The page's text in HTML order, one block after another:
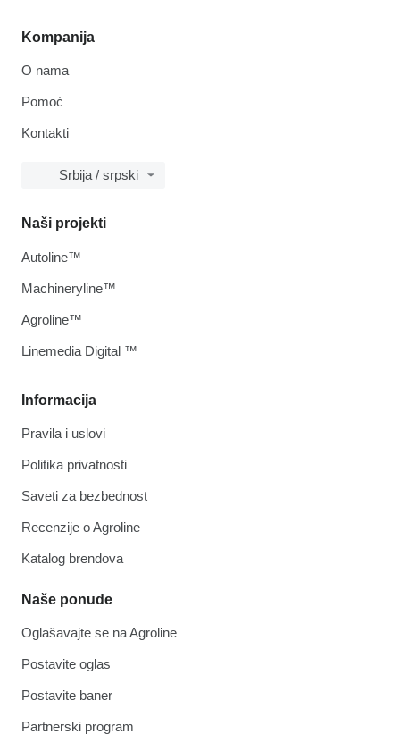
Kompanija
O nama
Pomoć
Kontakti
Srbija / srpski
Informacija
Pravila i uslovi
Politika privatnosti
Saveti za bezbednost
Recenzije o Agroline
Katalog brendova
Naše ponude
Oglašavajte se na Agroline
Postavite oglas
Postavite baner
Partnerski program
Naši projekti
Autoline™
Machineryline™
Agroline™
Linemedia Digital ™